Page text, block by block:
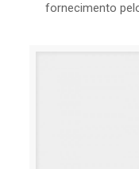
fornecimento